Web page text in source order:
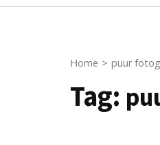
Home > puur
Tag: